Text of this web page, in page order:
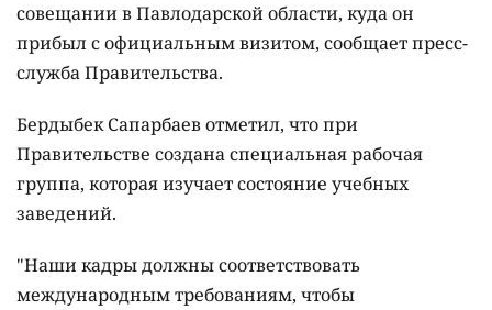
совещании в Павлодарской области, куда он
прибыл с официальным визитом, сообщает пресс-
служба Правительства.
Бердыбек Сапарбаев отметил, что при
Правительстве создана специальная рабочая
группа, которая изучает состояние учебных
заведений.
"Наши кадры должны соответствовать
международным требованиям, чтобы